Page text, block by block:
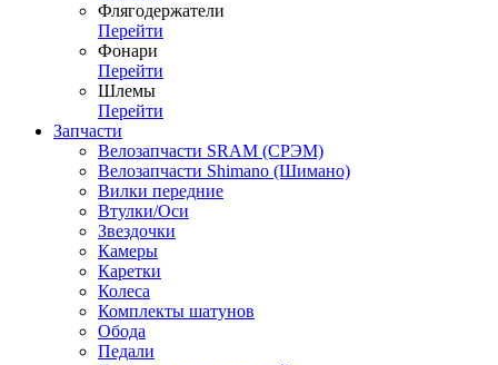
Флягодержатели
Перейти
Фонари
Перейти
Шлемы
Перейти
Запчасти
Велозапчасти SRAM (СРЭМ)
Велозапчасти Shimano (Шимано)
Вилки передние
Втулки/Оси
Звездочки
Камеры
Каретки
Колеса
Комплекты шатунов
Обода
Педали